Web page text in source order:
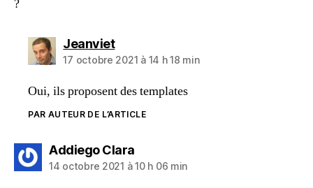
?
Jeanvietdit :
17 octobre 2021 à 14 h 18 min
Oui, ils proposent des templates
PAR AUTEUR DE L’ARTICLE
Addiego Claradit :
14 octobre 2021 à 10 h 06 min